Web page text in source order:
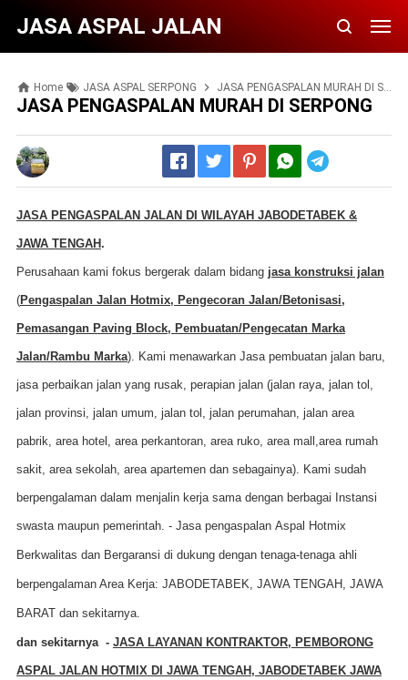
JASA ASPAL JALAN
Home JASA ASPAL SERPONG JASA PENGASPALAN MURAH DI SERPONG
JASA PENGASPALAN MURAH DI SERPONG
JASA PENGASPALAN JALAN DI WILAYAH JABODETABEK &
JAWA TENGAH.
Perusahaan kami fokus bergerak dalam bidang jasa konstruksi jalan
(Pengaspalan Jalan Hotmix, Pengecoran Jalan/Betonisasi,
Pemasangan Paving Block, Pembuatan/Pengecatan Marka
Jalan/Rambu Marka). Kami menawarkan Jasa pembuatan jalan baru,
jasa perbaikan jalan yang rusak, perapian jalan (jalan raya, jalan tol,
jalan provinsi, jalan umum, jalan tol, jalan perumahan, jalan area
pabrik, area hotel, area perkantoran, area ruko, area mall,area rumah
sakit, area sekolah, area apartemen dan sebagainya). Kami sudah
berpengalaman dalam menjalin kerja sama dengan berbagai Instansi
swasta maupun pemerintah. - Jasa pengaspalan Aspal Hotmix
Berkwalitas dan Bergaransi di dukung dengantenaga-tenaga ahli
berpengalamanArea Kerja: JABODETABEK, JAWA TENGAH, JAWA
BARATdan sekitarnya.
dan sekitarnya - JASA LAYANAN KONTRAKTOR, PEMBORONG
ASPAL JALAN HOTMIX DI JAWA TENGAH, JABODETABEK JAWA